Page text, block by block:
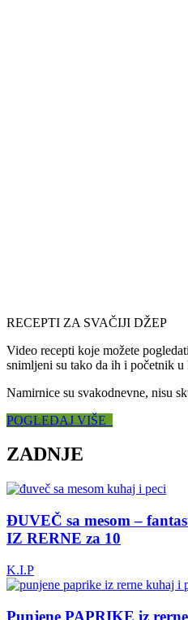
RECEPTI ZA SVAČIJI DŽEP
Video recepti koje možete
snimljeni su tako da ih i početnik
Namirnice su svakodnevne, nisu
POGLEDAJ VIŠE
ZADNJE
ĐUVEČ sa mesom –
IZ RERNE za 10
K.I.P
Punjene PAPRIKE iz